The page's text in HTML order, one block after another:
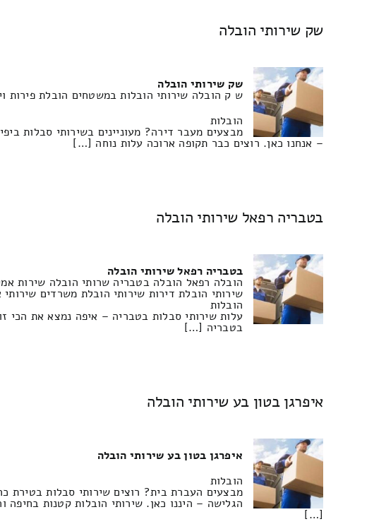
שק שירותי הובלה
שק שירותי הובלה
ש ק הובלה שירותי הובלות במשטחים הובלת פירות
הובלות
מבצעים מעבר דירה? מעוניינים בשירותי סבלות
– אנחנו כאן. רוצים כבר תקופה ארוכה עלות נוחה […]
בטבריה רפאל שירותי הובלה
בטבריה רפאל שירותי הובלה
הובלה רפאל הובלה בטבריה שרותי הובלה שירות
שירותי הובלת דירות שירותי הובלת משרדים
הובלות
עלות שירותי סבלות בטבריה – איפה נמצא את הכי
בטבריה […]
איפרגן בטון בע שירותי הובלה
איפרגן בטון בע שירותי הובלה
הובלות
מבצעים העברת בית? רוצים שירותי סבלות בטירת
הגלישה – היננו כאן. שירותי הובלות קטנות
[…]